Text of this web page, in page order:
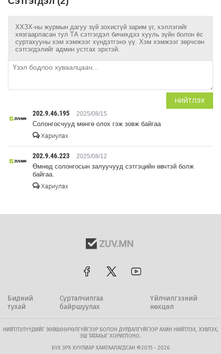
ХХЗХ-ны журмын дагуу зүй зохисгүй зарим үг, хэллэгийг
хязгаарласан тул ТА сэтгэгдэл бичихдээ хууль зүйн болон ёс
суртахууны хэм хэмжээг хүндэтгэнэ үү. Хэм хэмжээг зөрчсөн
сэтгэгдэлийг админ устгах эрхтэй.
НИЙТЛЭХ
202.9.46.195 2025/08/15
Солонгосчууд мөнгө олох гэж зовж байгаа
Хариулах
202.9.46.223 2025/08/12
Өмнөд солонгосын залуучууд сэтгэцийн өвчтэй болж
байгаа.
Хариулах
Бидний
тухай
Сурталчилгаа
байршуулах
Үйлчилгээний
нөхцөл
НИЙТЛЭЛҮҮДИЙГ ЗӨВШӨӨРӨЛГҮЙГЭЭР БОЛОН ДУРДАЛГҮЙГЭЭР АХИН НИЙТЛЭХ, ХЭВЛЭХ,
ЭШ ТАТАХЫГ ХОРИГЛОНО.
БҮХ ЭРХ ХУУЛИАР ХАМГААЛАГДСАН ©2015 - 2026